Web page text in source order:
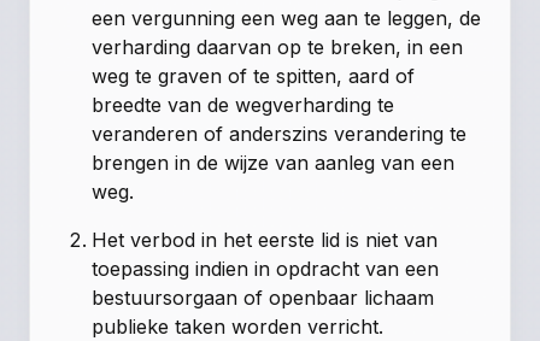
een vergunning een weg aan te leggen, de
verharding daarvan op te breken, in een
weg te graven of te spitten, aard of
breedte van de wegverharding te
veranderen of anderszins verandering te
brengen in de wijze van aanleg van een
weg.
Het verbod in het eerste lid is niet van
toepassing indien in opdracht van een
bestuursorgaan of openbaar lichaam
publieke taken worden verricht.